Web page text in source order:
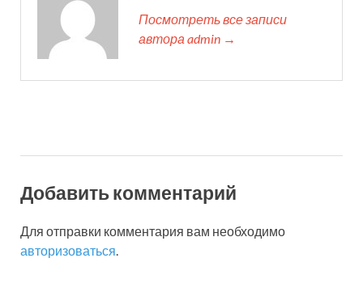
Посмотреть все записи
автора admin →
Добавить комментарий
Для отправки комментария вам необходимо
авторизоваться.